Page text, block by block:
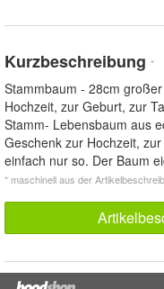
Kurzbeschreibung *
Stammbaum - 28cm
Hochzeit, zur Geburt, zur
Stamm- Lebensbaum aus
Geschenk zur Hochzeit,
einfach nur so. Der Baum
* maschinell aus der